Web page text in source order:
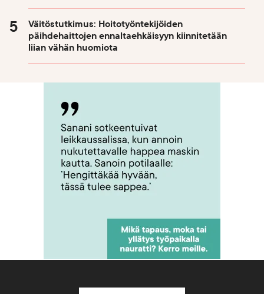
Väitöstutkimus: Hoitotyöntekijöiden
päihdehaittojen ennaltaehkäisyyn kiinnitetään
liian vähän huomiota